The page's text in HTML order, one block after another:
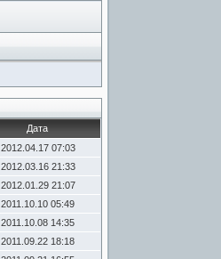
Дата
2012.04.17 07:03
2012.03.16 21:33
2012.01.29 21:07
2011.10.10 05:49
2011.10.08 14:35
2011.09.22 18:18